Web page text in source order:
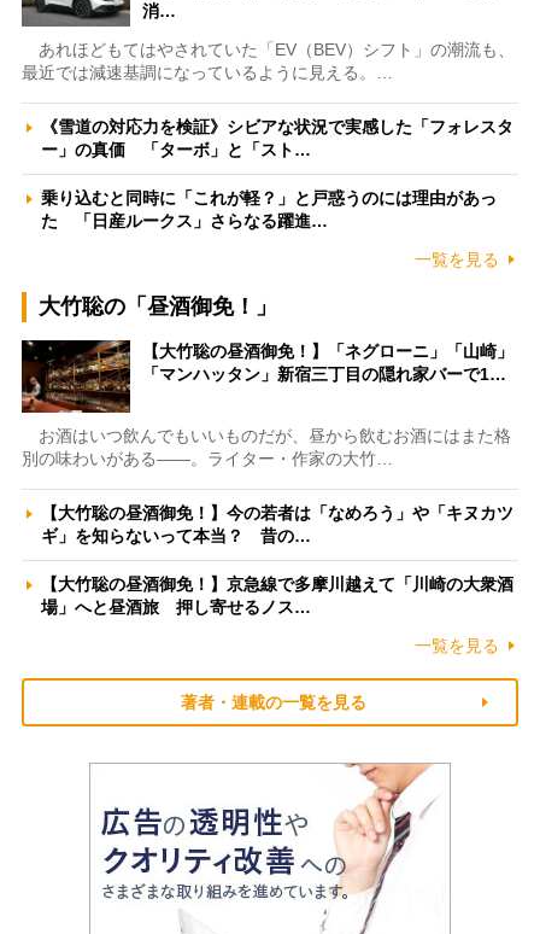
消…
あれほどもてはやされていた「EV（BEV）シフト」の潮流も、
最近では減速基調になっているように見える。…
《雪道の対応力を検証》シビアな状況で実感した「フォレスタ
ー」の真価 「ターボ」と「スト…
乗り込むと同時に「これが軽？」と戸惑うのには理由があっ
た 「日産ルークス」さらなる躍進…
一覧を見る
大竹聡の「昼酒御免！」
【大竹聡の昼酒御免！】「ネグローニ」「山崎」
「マンハッタン」新宿三丁目の隠れ家バーで1…
お酒はいつ飲んでもいいものだが、昼から飲むお酒にはまた格
別の味わいがある――。ライター・作家の大竹…
【大竹聡の昼酒御免！】今の若者は「なめろう」や「キヌカツ
ギ」を知らないって本当？ 昔の…
【大竹聡の昼酒御免！】京急線で多摩川越えて「川崎の大衆酒
場」へと昼酒旅 押し寄せるノス…
一覧を見る
著者・連載の一覧を見る